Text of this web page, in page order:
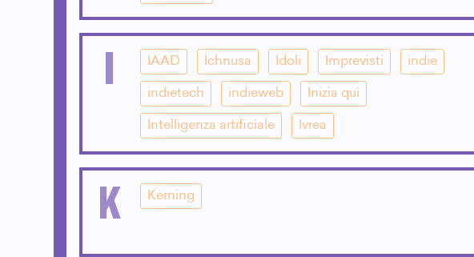
I IAAD Ichnusa Idoli Imprevisti indie
indietech indieweb Inizia qui
Intelligenza artificiale Ivrea
K Kerning